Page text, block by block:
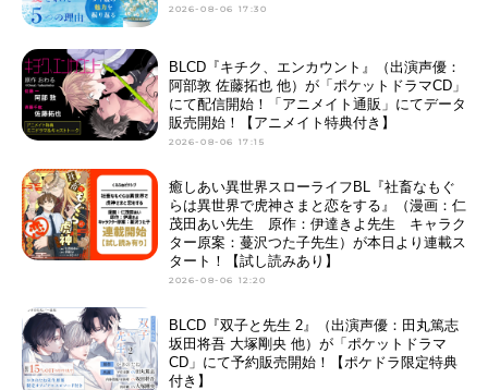
2026-08-06 17:30
BLCD『キチク、エンカウント』（出演声優：
阿部敦 佐藤拓也 他）が「ポケットドラマCD」
にて配信開始！「アニメイト通販」にてデータ
販売開始！【アニメイト特典付き】
2026-08-06 17:15
癒しあい異世界スローライフBL『社畜なもぐ
らは異世界で虎神さまと恋をする』（漫画：仁
茂田あい先生 原作：伊達きよ先生 キャラク
ター原案：蔓沢つた子先生）が本日より連載ス
タート！【試し読みあり】
2026-08-06 12:20
BLCD『双子と先生 2』（出演声優：田丸篤志
坂田将吾 大塚剛央 他）が「ポケットドラマ
CD」にて予約販売開始！【ポケドラ限定特典
付き】